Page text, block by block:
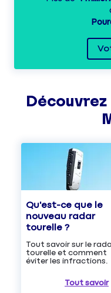
Découvrez
Qu'est-ce que le
nouveau radar
tourelle ?
Tout savoir sur le
tourelle et comment
éviter les infractions.
Tout savoir